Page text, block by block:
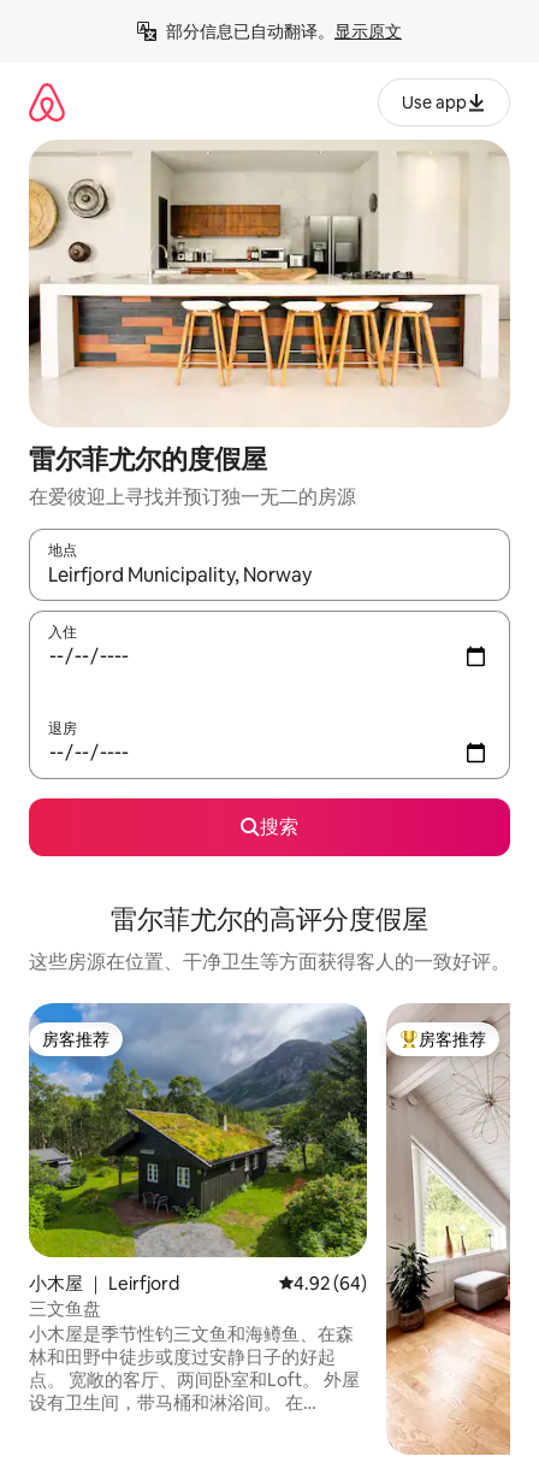
部分信息已自动翻译。 显示原文
Use app
雷尔菲尤尔的度假屋
在爱彼迎上寻找并预订独一无二的房源
地点
如有搜索结果，请使用上下方向键查看，或通过点击或滑动手势
入住
退房
搜索
雷尔菲尤尔的高评分度假屋
这些房源在位置、干净卫生等方面获得客人的一致好评。
房客推荐
房客推荐
小木屋 ｜ Leirfjord 平均评分 4.92 分（满分 5 分）
4.92 (64)
三文鱼盘
小木屋是季节性钓三文鱼和海鳟鱼、在森
林和田野中徒步或度过安静日子的好起
点。 宽敞的客厅、两间卧室和Loft。 外屋
设有卫生间，带马桶和淋浴间。 在
热门「房客推荐」
房客推荐